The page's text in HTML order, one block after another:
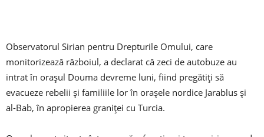
Observatorul Sirian pentru Drepturile Omului, care
monitorizează războiul, a declarat că zeci de autobuze au
intrat în orașul Douma devreme luni, fiind pregătiți să
evacueze rebelii și familiile lor în orașele nordice Jarablus și
al-Bab, în ​​apropierea graniței cu Turcia.